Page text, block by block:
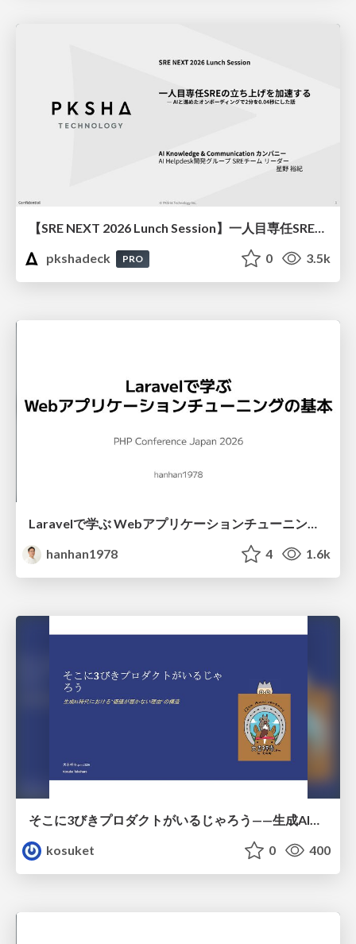
【SRE NEXT 2026 Lunch Session】一人目専任SREの立ち上げを加速する ― AIと進めたオンボーディングで2分を0.04秒にした話
pkshadeck
PRO 0 3.5k
Laravelで学ぶ Webアプリケーションチューニング入門/web_application_tuning_101
hanhan1978
4 1.6k
kosuket
0 400